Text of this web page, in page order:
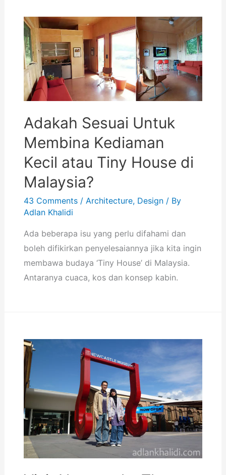
Adakah Sesuai Untuk
Membina Kediaman
Kecil atau Tiny House di
Malaysia?
43 Comments / Architecture, Design / By
Adlan Khalidi
Ada beberapa isu yang perlu difahami dan
boleh difikirkan penyelesaiannya jika kita ingin
membawa budaya ‘Tiny House’ di Malaysia.
Antaranya cuaca, kos dan konsep kabin.